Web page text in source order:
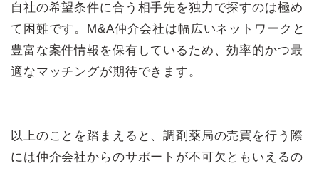
自社の希望条件に合う相手先を独力で探すのは極め
て困難です。M&A仲介会社は幅広いネットワークと
豊富な案件情報を保有しているため、効率的かつ最
適なマッチングが期待できます。
以上のことを踏まえると、調剤薬局の売買を行う際
には仲介会社からのサポートが不可欠ともいえるの